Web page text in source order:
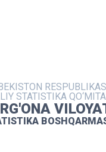
STATISTIKA
NASHRLAR
INTERAKTIV
MATBUOT XIZMATI